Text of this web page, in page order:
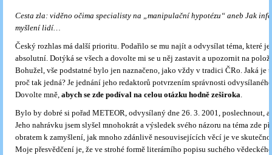
Cesta zla: viděno očima specialisty na „manipulační hypotézu“ aneb Jak
myšlení lidí…
Český rozhlas má další prioritu. Podařilo se mu najít a odvysílat téma, které je
absolutní. Dotýká se všech a dovolte mi se u něj zastavit a upozornit na
Bohužel, vše podstatné bylo jen naznačeno, jako vždy v tradici ČRo. Jaká je
proč tak jedná? Je jednání jeho redaktorů potvrzením správnosti
Dovolte mně, abych se zde podíval na celou otázku hodně zeširoka.
Bylo by dobré si pořad METEOR, odvysílaný dne 26. 3. 2001, poslechnout,
Jeho nahrávku jsem slyšel mnohokrát a výsledek svého názoru na téma zde
obratem k zamyšlení, jak mnoho zdánlivě nesouvisejících věcí je ve
Moje přesvědčení je, že ve strohé formě literárního popisu suchého